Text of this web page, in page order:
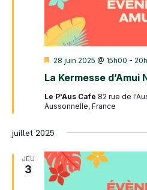
La Kermesse d’Amui
Mis
avant
28 juin 2025 @ 15h00 -
Le P'Aus Café 82 rue de
Aussonnelle, France
juillet 2025
JEU
3